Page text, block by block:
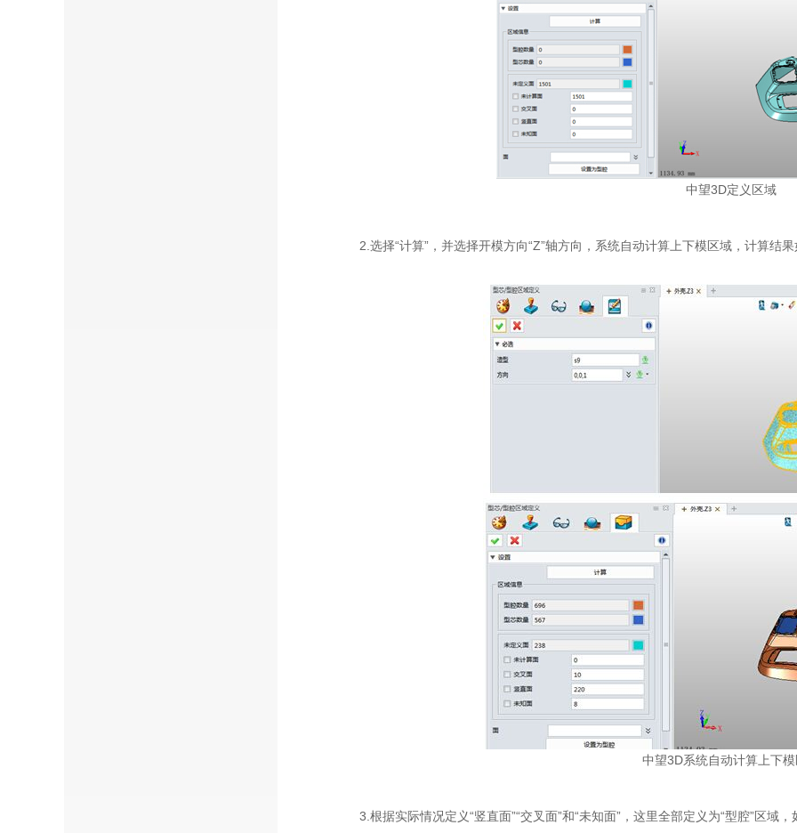
中望3D定义区域
2.选择“计算”，并选择开模方向“Z”轴方向，系统自动计算上下模区域，计算结果
中望3D系统自动计算上下
3.根据实际情况定义“竖直面”“交叉面”和“未知面”，这里全部定义为“型腔”区域，